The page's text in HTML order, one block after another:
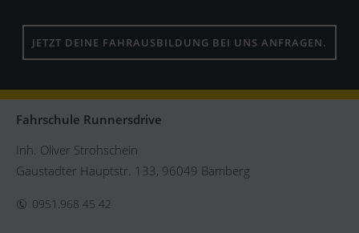
JETZT DEINE FAHRAUSBILDUNG BEI UNS ANFRAGEN.
Fahrschule Runnersdrive
Inh. Oliver Strohschein
Gaustadter Hauptstr. 133, 96049 Bamberg
0951.968 45 42